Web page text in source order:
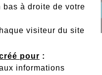
bas à droite de votre
visiteur du site
pour :
informations